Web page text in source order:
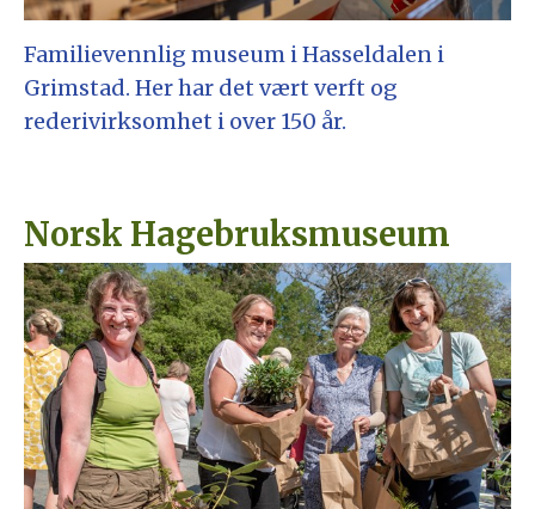
Familievennlig museum i Hasseldalen i
Grimstad. Her har det vært verft og
rederivirksomhet i over 150 år.
Norsk Hagebruksmuseum